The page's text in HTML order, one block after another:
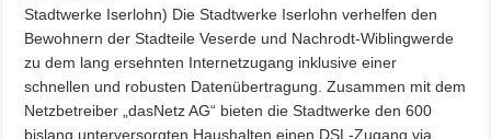
Stadtwerke Iserlohn) Die Stadtwerke Iserlohn verhelfen den
Bewohnern der Stadteile Veserde und Nachrodt-Wiblingwerde
zu dem lang ersehnten Internetzugang inklusive einer
schnellen und robusten Datenübertragung. Zusammen mit dem
Netzbetreiber „dasNetz AG“ bieten die Stadtwerke den 600
bislang unterversorgten Haushalten einen DSL-Zugang via